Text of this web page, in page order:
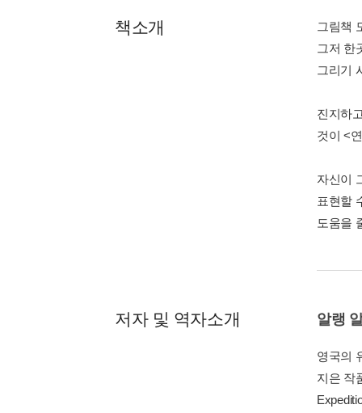
책소개
그림책
그저 한
그리기
진지하
것이 <
자신이
표현할
도움을
저자 및 역자소개 알랭
영국의
지은 작